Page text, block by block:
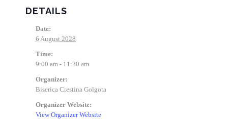
DETAILS
Date:
6 August 2028
Time:
9:00 am - 11:30 am
Organizer:
Biserica Crestina Golgota
Organizer Website:
View Organizer Website